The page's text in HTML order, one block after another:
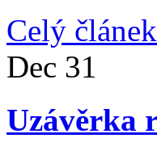
Celý článek
Dec 31
Uzávěrka